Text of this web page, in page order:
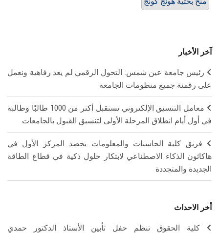
آخر الأخبار
رئيس جامعة عين شمس: التحول الرقمي لم يعد رفاهية ونعمل
على رقمنة جميع منظومات الجامعة
معامل التنسيق الإلكتروني تستقبل أكثر من 1000 طالبًا وطالبة
في أول أيام انطلاق المرحلة الأولى لتنسيق القبول بالجامعات
فريق كلية الحاسبات والمعلومات يحصد المركز الأول في
هاكاثون الذكاء الاصطناعي لابتكار حلول ذكية في قطاع الطاقة
الجديدة والمتجددة
أخر الاحداث
كلية الحقوق تنظم حفل تأبين الأستاذ الدكتور حمدي